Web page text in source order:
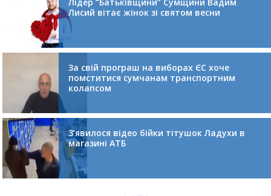
Лисий вітає жінок зі святом весни
За свій програш на виборах ЄС хоче
помститися сумчанам транспортним
колапсом
З’явилося відео бійки тітушок Ладухи в
магазині АТБ